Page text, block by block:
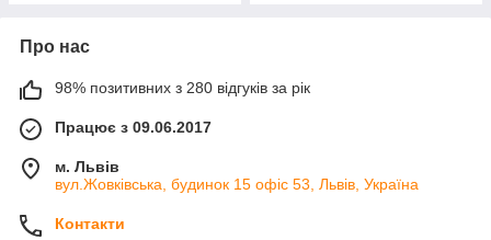
Про нас
98% позитивних з 280 відгуків за рік
Працює з 09.06.2017
м. Львів
вул.Жовківська, будинок 15 офіс 53, Львів, Україна
Контакти